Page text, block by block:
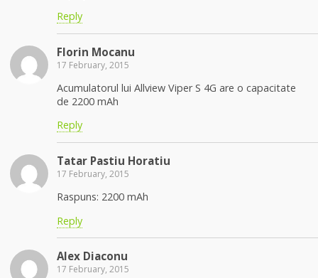
Reply
Florin Mocanu
17 February, 2015
Acumulatorul lui Allview Viper S 4G are o capacitate
de 2200 mAh
Reply
Tatar Pastiu Horatiu
17 February, 2015
Raspuns: 2200 mAh
Reply
Alex Diaconu
17 February, 2015